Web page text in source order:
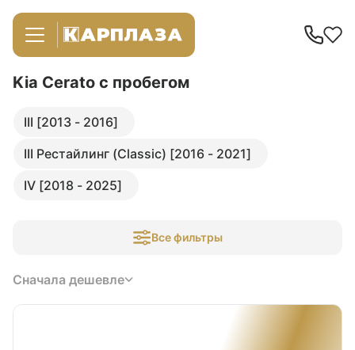
Kia Cerato с пробегом
III [2013 - 2016]
III Рестайлинг (Classic) [2016 - 2021]
IV [2018 - 2025]
Все фильтры
Сначала дешевле